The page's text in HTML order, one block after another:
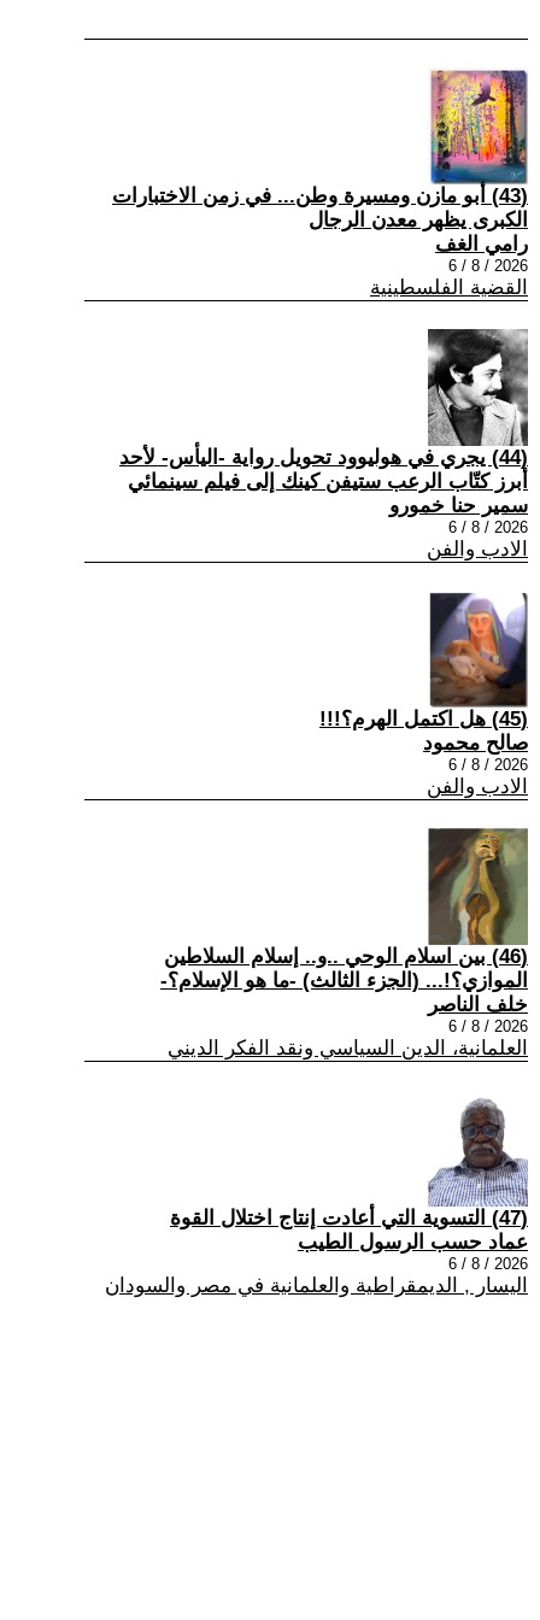
(43) أبو مازن ومسيرة وطن... في زمن الاختبارات
الكبرى يظهر معدن الرجال
رامي الغف
2026 / 8 / 6
القضية الفلسطينية
(44) يجري في هوليوود تحويل رواية -اليأس- لأحد
أبرز كتّاب الرعب ستيفن كينك إلى فيلم سينمائي
سمير حنا خمورو
2026 / 8 / 6
الادب والفن
(45) هل اكتمل الهرم؟!!!
صالح محمود
2026 / 8 / 6
الادب والفن
(46) بين اسلام الوحي ..و.. إسلام السلاطين
الموازي؟!... (الجزء الثالث) -ما هو الإسلام؟-
خلف الناصر
2026 / 8 / 6
العلمانية، الدين السياسي ونقد الفكر الديني
(47) التسوية التي أعادت إنتاج اختلال القوة
عماد حسب الرسول الطيب
2026 / 8 / 6
اليسار , الديمقراطية والعلمانية في مصر والسودان